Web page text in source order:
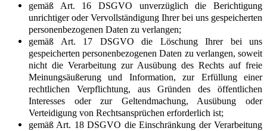
gemäß Art. 16 DSGVO unverzüglich die Berichtigung
unrichtiger oder Vervollständigung Ihrer bei uns gespeicherten
personenbezogenen Daten zu verlangen;
gemäß Art. 17 DSGVO die Löschung Ihrer bei uns
gespeicherten personenbezogenen Daten zu verlangen, soweit
nicht die Verarbeitung zur Ausübung des Rechts auf freie
Meinungsäußerung und Information, zur Erfüllung einer
rechtlichen Verpflichtung, aus Gründen des öffentlichen
Interesses oder zur Geltendmachung, Ausübung oder
Verteidigung von Rechtsansprüchen erforderlich ist;
gemäß Art. 18 DSGVO die Einschränkung der Verarbeitung